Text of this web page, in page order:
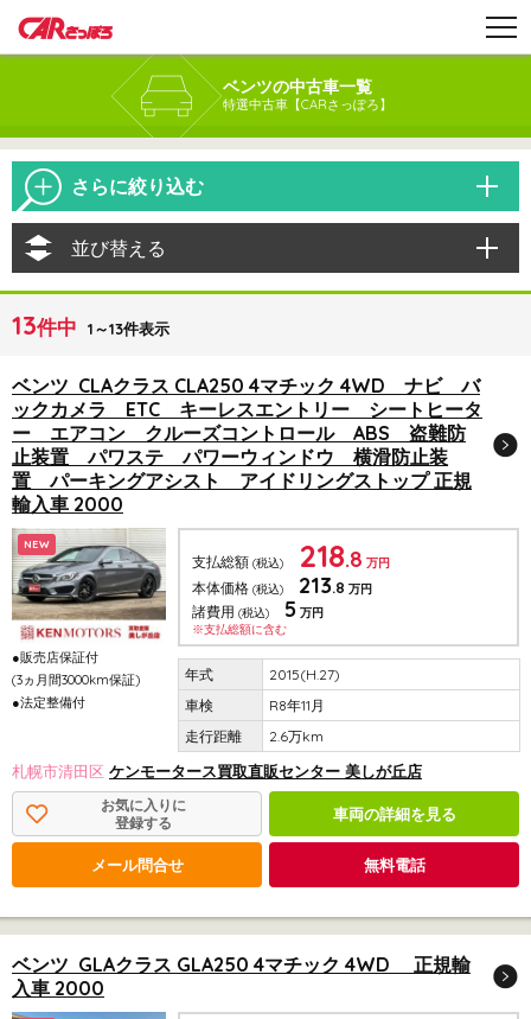
ベンツの中古車一覧
特選中古車【CARさっぽろ】
さらに絞り込む
並び替える
13件中 1～13件表示
ベンツ CLAクラス CLA250 4マチック 4WD ナビ バ
ックカメラ ETC キーレスエントリー シートヒータ
ー エアコン クルーズコントロール ABS 盗難防
止装置 パワステ パワーウィンドウ 横滑防止装
置 パーキングアシスト アイドリングストップ 正規
輸入車 2000
NEW
●販売店保証付
(3ヵ月間3000km保証)
●法定整備付
支払総額 (税込) 218.8 万円
本体価格 (税込) 213.8 万円
諸費用 (税込) 5 万円
※支払総額に含む
2015(H.27)
R8年11月
2.6万km
札幌市清田区 ケンモータース買取直販センター 美しが丘店
お気に入りに
登録する
車両の詳細を見る
メール問合せ 無料電話
ベンツ GLAクラス GLA250 4マチック 4WD 正規輸
入車 2000